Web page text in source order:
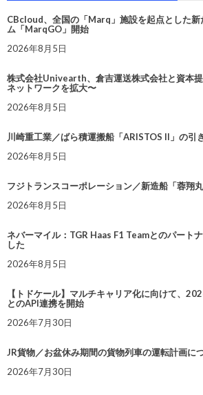
CBcloud、全国の「Marq」施設を起点とした新
ム「MarqGO」開始
2026年8月5日
株式会社Univearth、倉吉運送株式会社と資本
ネットワークを拡大〜
2026年8月5日
川崎重工業／ばら積運搬船「ARISTOS II」の引
2026年8月5日
フジトランスコーポレーション／新造船「蓉翔
2026年8月5日
ネバーマイル：TGR Haas F1 Teamとのパート
した
2026年8月5日
【トドケール】マルチキャリア化に向けて、
とのAPI連携を開始
2026年7月30日
JR貨物／お盆休み期間の貨物列車の運転計画に
2026年7月30日